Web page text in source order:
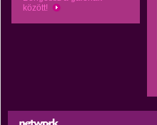
között!